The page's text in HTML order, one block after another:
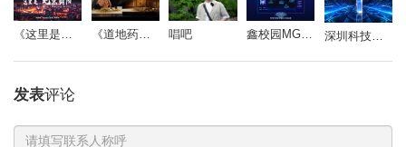
也许当你回过头来才会发现
《这里是北京朝阳》 《道地药心》同仁堂药材参茸宣传片 唱吧 鑫校园MG动画 深圳科技影视周-开场视频
发表评论